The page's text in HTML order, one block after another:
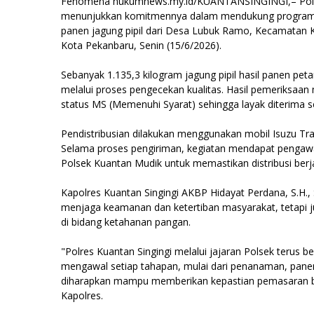
menunjukkan komitmennya dalam mendukung
panen jagung pipil dari Desa Lubuk Ramo,
Kota Pekanbaru, Senin (15/6/2026).
Sebanyak 1.135,3 kilogram jagung pipil hasil panen
melalui proses pengecekan kualitas. Hasil
status MS (Memenuhi Syarat) sehingga layak diterima
Pendistribusian dilakukan menggunakan mobil Isuzu
Selama proses pengiriman, kegiatan mendapat
Polsek Kuantan Mudik untuk memastikan distribusi
Kapolres Kuantan Singingi AKBP Hidayat Perdana,
menjaga keamanan dan ketertiban masyarakat,
di bidang ketahanan pangan.
"Polres Kuantan Singingi melalui jajaran Polsek terus
mengawal setiap tahapan, mulai dari penanaman,
diharapkan mampu memberikan kepastian
Kapolres.